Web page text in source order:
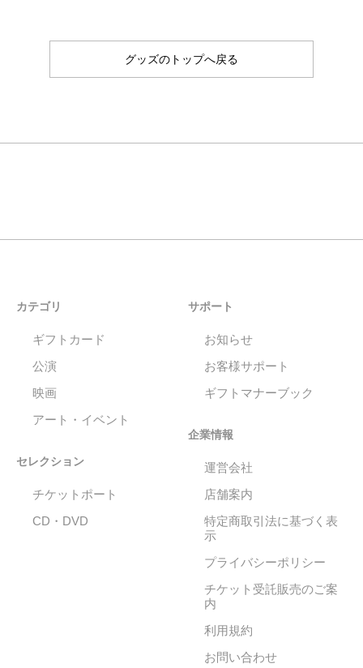
グッズのトップへ戻る
カテゴリ
ギフトカード
公演
映画
アート・イベント
セレクション
チケットポート
CD・DVD
サポート
お知らせ
お客様サポート
ギフトマナーブック
企業情報
運営会社
店舗案内
特定商取引法に基づく表
示
プライバシーポリシー
チケット受託販売のご案
内
利用規約
お問い合わせ